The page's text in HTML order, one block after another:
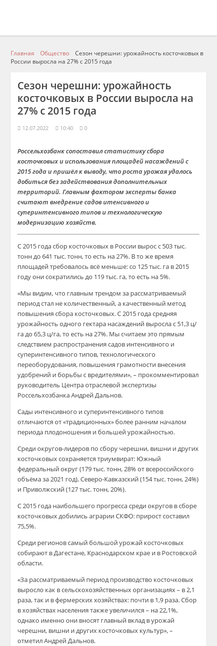
Главная Общество
Сезон черешни: урожайность косточковых в
России выросла на 27% с 2015 года
Сезон черешни: урожайность
косточковых в России выросла на
27% с 2015 года
12.07.2022 10:40 0
Россельхозбанк сопоставил статистику сбора
косточковых и использования площадей насаждений с
2015 года и пришёл к выводу, что роста урожая удалось
добиться без задействования дополнительных
территорий. Главным фактором эксперты банка
считают внедрение садов итенсивного и
суперинтенсивного типов и технологическую
модернизацию хозяйств.
С 2015 года сбор косточковых в России вырос с 503 тыс.
тонн до 641 тыс. тонн, то есть на 27%. В то же время
площадей требовалось всё меньше: со 125 тыс. га в 2015
году они сократились до 119 тыс. га, то есть на 5%.
«Мы видим, что главным трендом за рассматриваемый
период стал не количественный, а качественный метод
повышения сбора косточковых. С 2015 года средняя
урожайность одного гектара насаждений выросла с 51,3 ц/
га до 65,3 ц/га, то есть на 27%. Мы считаем это прямым
следствием распространения садов интенсивного и
суперинтенсивного типов, технологического
переоборудования, повышения грамотности внесения
удобрений и борьбы с вредителями», – прокомментировал
руководитель Центра отраслевой экспертизы
Россельхозбанка Андрей Дальнов.
Сады интенсивного и суперинтенсивного типов
отличаются от «традиционных» более ранним началом
периода плодоношения и большей урожайностью.
Среди округов-лидеров по сбору черешни, вишни и других
косточковых сохраняется триумвират: Южный
федеральный округ (179 тыс. тонн, 28% от всероссийского
объёма за 2021 год), Северо-Кавказский (154 тыс. тонн, 24%)
и Приволжский (127 тыс. тонн, 20%).
С 2015 года наибольшего прогресса среди округов в сборе
косточковых добились аграрии СКФО: прирост составил
75,5%.
Среди регионов самый большой урожай косточковых
собирают в Дагестане, Краснодарском крае и в Ростовской
области.
«За рассматриваемый период производство косточковых
выросло как в сельскохозяйственных организациях – в 2,1
раза, так и в фермерских хозяйствах: почти в 1,9 раза. Сбор
в хозяйствах населения также увеличился – на 22,1%,
однако именно они вносят главный вклад в урожай
черешни, вишни и других косточковых культур», –
отметил Андрей Дальнов.